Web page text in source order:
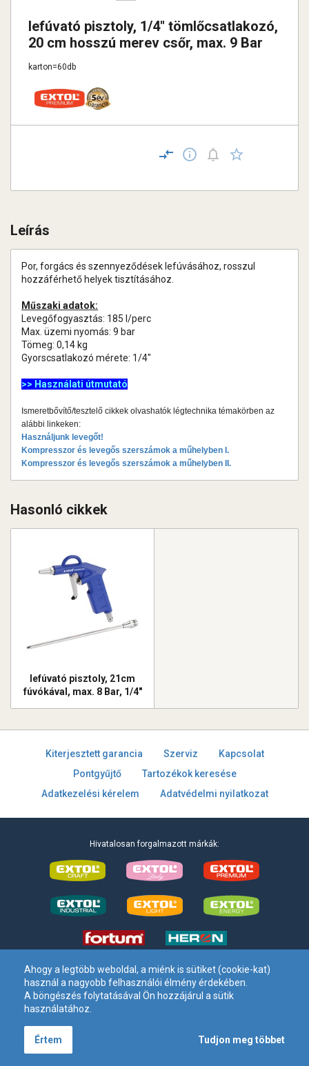
lefúvató pisztoly, 1/4" tömlőcsatlakozó,
20 cm hosszú merev csőr, max. 9 Bar
karton=60db
Leírás
Por, forgács és szennyeződések lefúvásához, rosszul
hozzáférhető helyek tisztításához.
Műszaki adatok:
Levegőfogyasztás: 185 l/perc
Max. üzemi nyomás: 9 bar
Tömeg: 0,14 kg
Gyorscsatlakozó mérete: 1/4"
>> Használati útmutató
Ismeretbővítő/tesztelő cikkek olvashatók légtechnika témakörben az
alábbi linkeken:
Használjunk levegőt!
Kompresszor és levegős szerszámok a műhelyben I.
Kompresszor és levegős szerszámok a műhelyben II.
Hasonló cikkek
lefúvató pisztoly, 21cm
fúvókával, max. 8 Bar, 1/4"
Kiterjesztett garancia Szerviz
Kapcsolat
Pontgyűjtő
Tartozékok keresése
Adatkezelési kérelem
Adatvédelmi nyilatkozat
Hivatalosan forgalmazott márkák:
Madal Bal Kft. –1173 Budapest, Régivám köz 2. – Tel:
1620 – E-mail: info[kukac]madalbal[pont]hu
Minden jog fenntartva. © Madal Bal Kft. 2020
Tervezte és készítette:
Ahogy a legtöbb weboldal, a miénk is sütiket (cookie-kat)
használ a nagyobb felhasználói élmény érdekében.
A böngészés folytatásával Ön hozzájárul a sütik
használatához.
Értem Tudjon meg többet